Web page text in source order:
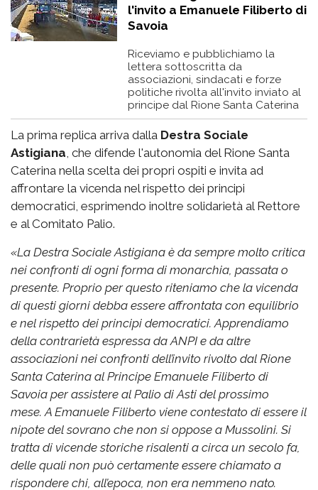
l'invito a Emanuele Filiberto di
Savoia
Riceviamo e pubblichiamo la
lettera sottoscritta da
associazioni, sindacati e forze
politiche rivolta all'invito inviato al
principe dal Rione Santa Caterina
La prima replica arriva dalla Destra Sociale
Astigiana, che difende l'autonomia del Rione Santa
Caterina nella scelta dei propri ospiti e invita ad
affrontare la vicenda nel rispetto dei principi
democratici, esprimendo inoltre solidarietà al Rettore
e al Comitato Palio.
«La Destra Sociale Astigiana è da sempre molto critica
nei confronti di ogni forma di monarchia, passata o
presente. Proprio per questo riteniamo che la vicenda
di questi giorni debba essere affrontata con equilibrio
e nel rispetto dei principi democratici.Apprendiamo
della contrarietà espressa da ANPI e da altre
associazioni nei confronti dell’invito rivolto dal Rione
Santa Caterina al Principe Emanuele Filiberto di
Savoia per assistere al Palio di Asti del prossimo
mese.A Emanuele Filiberto viene contestato di essere il
nipote del sovrano che non si oppose a Mussolini. Si
tratta di vicende storiche risalenti a circa un secolo fa,
delle quali non può certamente essere chiamato a
rispondere chi, all’epoca, non era nemmeno nato.